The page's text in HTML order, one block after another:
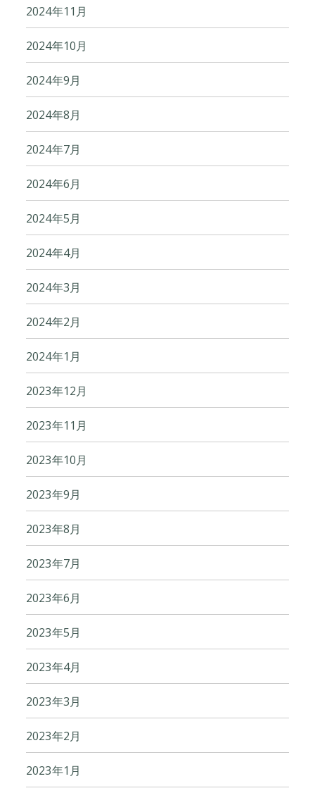
2024年11月
2024年10月
2024年9月
2024年8月
2024年7月
2024年6月
2024年5月
2024年4月
2024年3月
2024年2月
2024年1月
2023年12月
2023年11月
2023年10月
2023年9月
2023年8月
2023年7月
2023年6月
2023年5月
2023年4月
2023年3月
2023年2月
2023年1月